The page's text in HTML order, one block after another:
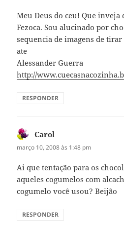
Meu Deus do ceu! Que inveja
Fezoca. Sou alucinado por
sequencia de imagens de
ate
Alessander Guerra
http://
RESPONDER
Carol
março 10, 2008 às 1:48 pm
Ai que tentação para os
aqueles cogumelos com
cogumelo você usou? Beijão
RESPONDER